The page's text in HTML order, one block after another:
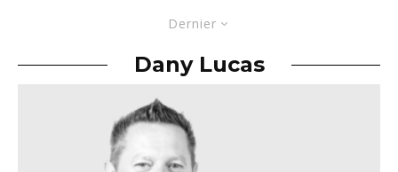
Dernier
Dany Lucas